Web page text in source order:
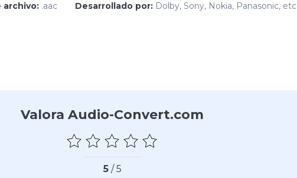
archivo: .aac Desarrollado por: Dolby, Sony, Nokia, Panasonic, etc
Valora Audio-Convert.com
5/ 5